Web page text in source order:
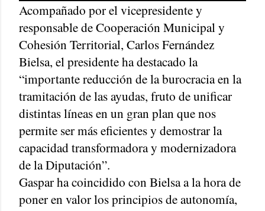
Acompañado por el vicepresidente y
responsable de Cooperación Municipal y
Cohesión Territorial, Carlos Fernández
Bielsa, el presidente ha destacado la
“importante reducción de la burocracia en la
tramitación de las ayudas, fruto de unificar
distintas líneas en un gran plan que nos
permite ser más eficientes y demostrar la
capacidad transformadora y modernizadora
de la Diputación”.
Gaspar ha coincidido con Bielsa a la hora de
poner en valor los principios de autonomía,